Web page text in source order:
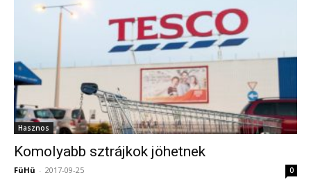
Hasznos
Komolyabb sztrájkok jöhetnek
FüHü - 2017-09-25 0